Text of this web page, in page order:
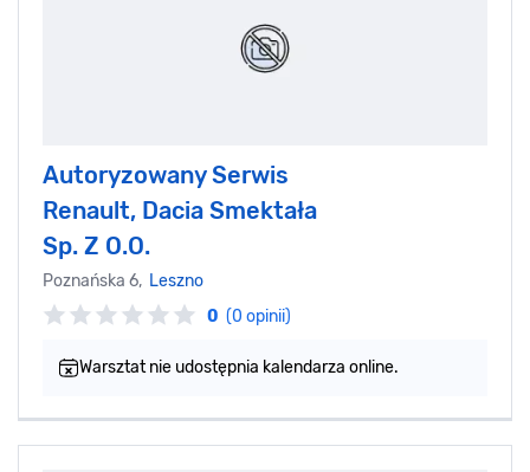
Autoryzowany Serwis
Renault, Dacia Smektała
Sp. Z O.O.
Poznańska 6, Leszno
0 (0 opinii)
Warsztat nie udostępnia kalendarza online.